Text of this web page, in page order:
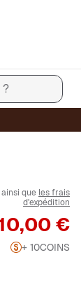
?
que les frais
d'expédition
€
+ 10COINS